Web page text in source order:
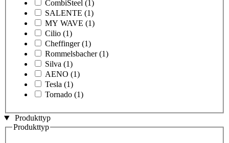
CombiSteel (1)
SALENTE (1)
MY WAVE (1)
Cilio (1)
Cheffinger (1)
Rommelsbacher (1)
Silva (1)
AENO (1)
Tesla (1)
Tornado (1)
Produkttyp
Produkttyp